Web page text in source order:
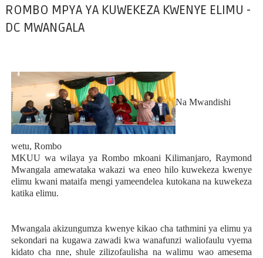
ROMBO MPYA YA KUWEKEZA KWENYE ELIMU -
DC MWANGALA
Na Mwandishi
wetu, Rombo
MKUU wa wilaya ya Rombo mkoani Kilimanjaro, Raymond
Mwangala amewataka wakazi wa eneo hilo kuwekeza kwenye
elimu kwani mataifa mengi yameendelea kutokana na kuwekeza
katika elimu.
Mwangala akizungumza kwenye kikao cha tathmini ya elimu ya
sekondari na kugawa zawadi kwa wanafunzi waliofaulu vyema
kidato cha nne, shule zilizofaulisha na walimu wao amesema